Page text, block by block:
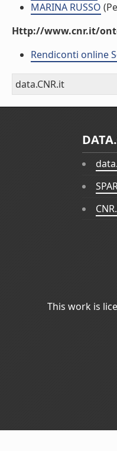
MARINA RUSSO
Http://www.cnr.it/
Rendiconti online
data.CNR.it
This work is